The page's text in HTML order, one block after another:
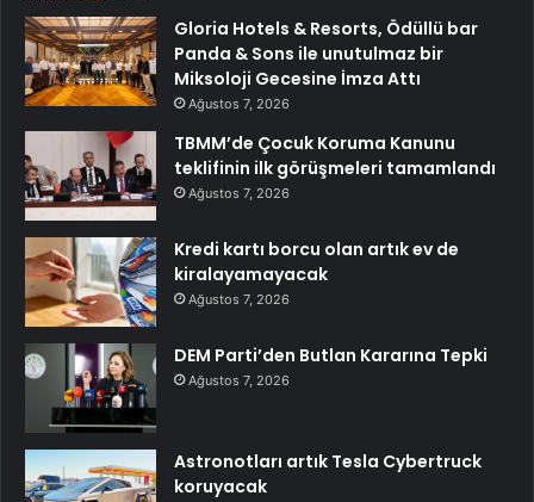
Gloria Hotels & Resorts, Ödüllü bar
Panda & Sons ile unutulmaz bir
Miksoloji Gecesine İmza Attı
Ağustos 7, 2026
TBMM’de Çocuk Koruma Kanunu
teklifinin ilk görüşmeleri tamamlandı
Ağustos 7, 2026
Kredi kartı borcu olan artık ev de
kiralayamayacak
Ağustos 7, 2026
DEM Parti’den Butlan Kararına Tepki
Ağustos 7, 2026
Astronotları artık Tesla Cybertruck
koruyacak